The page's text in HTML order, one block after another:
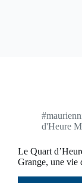
d'Heure
Le Quart
Grange, une vie